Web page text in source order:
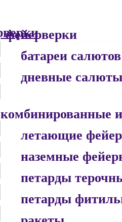
фейерверки
батареи салютов
дневные салюты
комбинированные
летающие
наземные
петарды
петарды